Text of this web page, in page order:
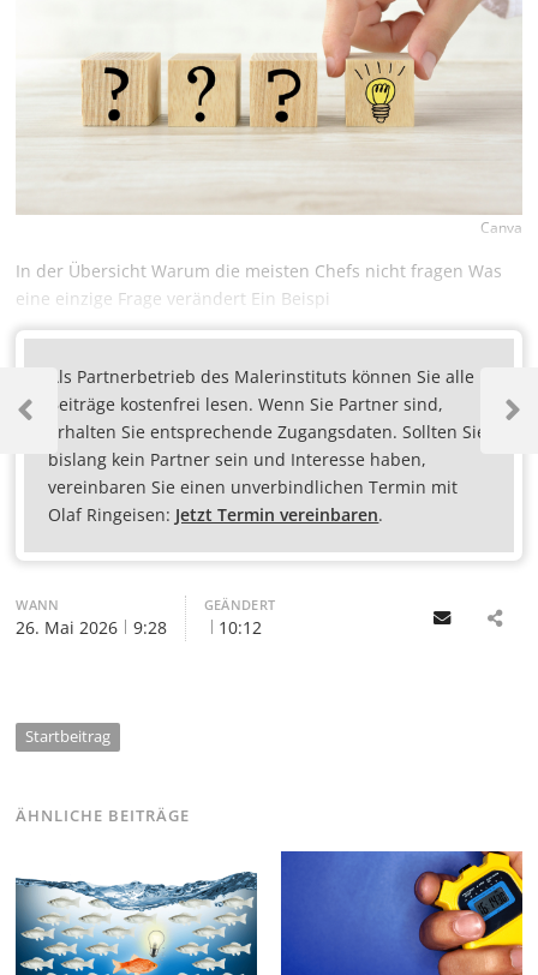
Canva
In der Übersicht Warum die meisten Chefs nicht fragen Was
eine einzige Frage verändert Ein Beispi
Als Partnerbetrieb des Malerinstituts können Sie alle
Beiträge kostenfrei lesen. Wenn Sie Partner sind,
erhalten Sie entsprechende Zugangsdaten. Sollten Sie
bislang kein Partner sein und Interesse haben,
vereinbaren Sie einen unverbindlichen Termin mit
Olaf Ringeisen: Jetzt Termin vereinbaren.
WANN
26. Mai 2026 9:28
GEÄNDERT
10:12 Email
Startbeitrag
ÄHNLICHE BEITRÄGE